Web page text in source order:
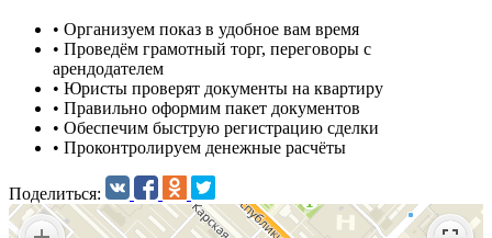
• Организуем показ в удобное вам время
• Проведём грамотный торг, переговоры с
арендодателем
• Юристы проверят документы на квартиру
• Правильно оформим пакет документов
• Обеспечим быструю регистрацию сделки
• Проконтролируем денежные расчёты
Поделиться: